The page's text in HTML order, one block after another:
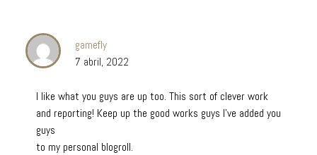
gamefly
7 abril, 2022
I like what you guys are up too. This sort of clever work
and reporting! Keep up the good works guys I’ve added you
guys
to my personal blogroll.